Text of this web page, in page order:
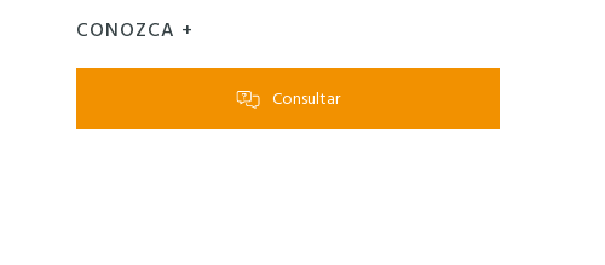
CONOZCA +
Consultar